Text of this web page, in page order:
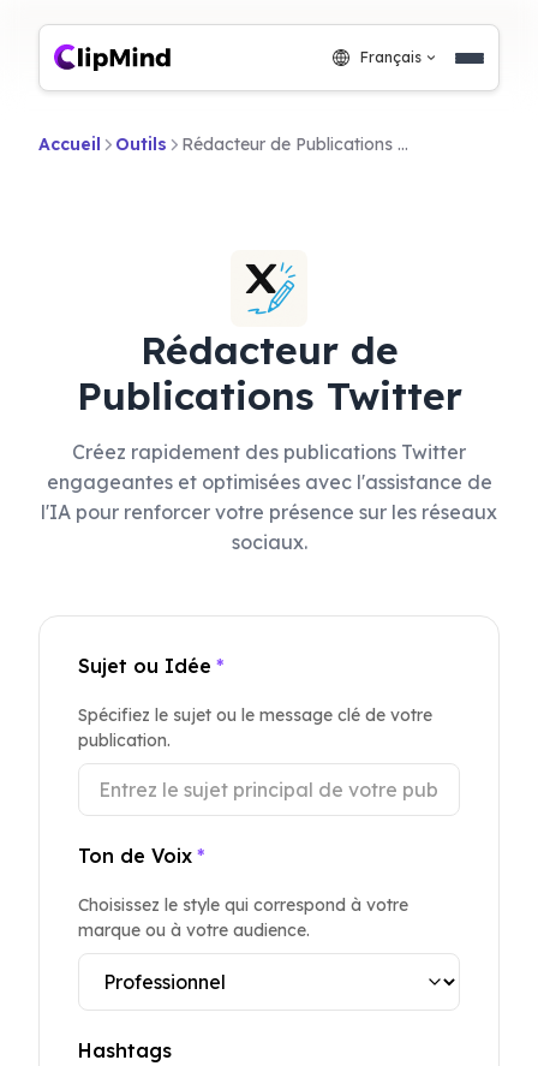
Français
Accueil Outils Rédacteur de Publications Twitter
Rédacteur de
Publications Twitter
Créez rapidement des publications Twitter
engageantes et optimisées avec l'assistance de
l'IA pour renforcer votre présence sur les réseaux
sociaux.
Sujet ou Idée *
Spécifiez le sujet ou le message clé de votre
publication.
Ton de Voix *
Choisissez le style qui correspond à votre
marque ou à votre audience.
Hashtags